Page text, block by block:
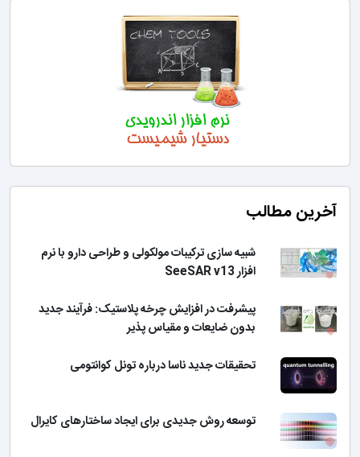
آخرین مطالب
شبیه سازی ترکیبات مولکولی و طراحی دارو با نرم
افزار SeeSAR v13
پیشرفت در افزایش چرخه پلاستیک: فرآیند جدید
بدون ضایعات و مقیاس پذیر
تحقیقات جدید ناسا درباره تونل کوانتومی
توسعه روش جدیدی برای ایجاد ساختارهای کایرال